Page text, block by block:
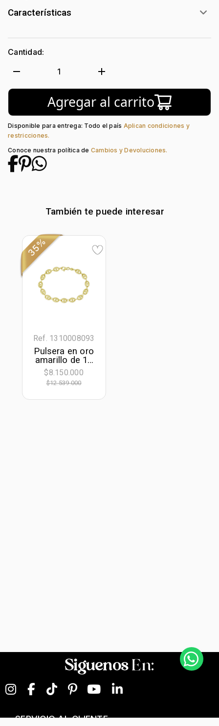
Características
Género: Unisex
Tono Metal:
Metal: Oro 18 Kilates
Óvalo
Longitud: 50
Tipo de terminado:
Liso
Tipo de Broche:
Pico Loro
Cantidad:
remove 1 add
Agregar al carrito
Disponible para entrega: Todo el país Aplican condiciones y
restricciones.
Conoce nuestra política de Cambios y Devoluciones.
También te puede interesar
35%
Ref. 1310008093
Pulsera en oro
amarillo de 18
Kilates, 21 cm.
de largo, 7.50
mm. de ancho
$8.150.000
$12.539.000
SiguenosEn:
SERVICIO AL CLIENTE